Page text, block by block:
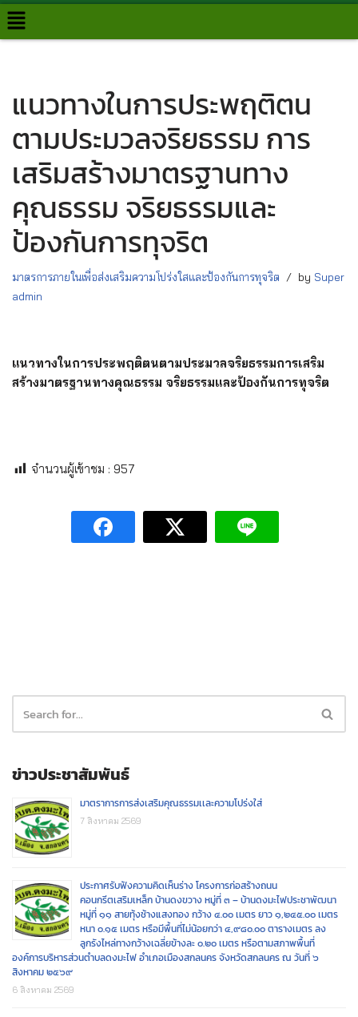
Skip
แนวทางในการประพฤติตน
ตามประมวลจริยธรรม การ
เสริมสร้างมาตรฐานทาง
คุณธรรม จริยธรรมและ
ป้องกันการทุจริต
มาตรการภายในเพื่อส่งเสริมความโปร่งใสและป้องกันการทุจริต by Super
admin
แนวทางในการประพฤติตนตามประมวลจริยธรรมการเสริม
สร้างมาตรฐานทางคุณธรรม จริยธรรมและป้องกันการทุจริต
จำนวนผู้เข้าชม : 957
ข่าวประชาสัมพันธ์
มาตราการการส่งเสริมคุณธรรมเเละความโปร่งใส่
7 สิงหาคม 2569
ประกาศรับฟังความคิดเห็นร่าง โครงการก่อสร้างถนน
คอนกรีตเสริมเหล็ก บ้านดงขวาง หมู่ที่ ๓ – บ้านดงมะไฟประชาพัฒนา
หมู่ที่ ๑๑ สายทุ้งช้างแสงทอง กว้าง ๔.๐๐ เมตร ยาว ๑,๒๔๕.๐๐ เมตร
หนา ๐.๑๕ เมตร หรือมีพื้นที่ไม่น้อยกว่า ๔,๙๘๐.๐๐ ตารางเมตร ลง
ลูกรังไหล่ทางกว้างเฉลี่ยข้างละ ๐.๒๐ เมตร หรือตามสภาพพื้นที่
องค์การบริหารส่วนตำบลดงมะไฟ อำเภอเมืองสกลนคร จังหวัดสกลนคร ณ วันที่ ๖
สิงหาคม ๒๕๖๙
6 สิงหาคม 2569